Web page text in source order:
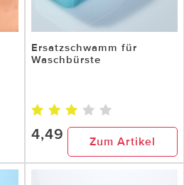
Ersatzschwamm für
Waschbürste
4,49 Zum Artikel